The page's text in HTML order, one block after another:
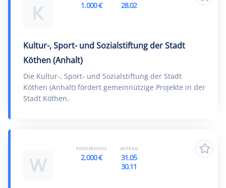
K
Kultur-, Sport- und Sozialstiftung der Stadt
Köthen (Anhalt)
Die Kultur-, Sport- und Sozialstiftung der Stadt
Köthen (Anhalt) fördert gemeinnützige Projekte in der
Stadt Köthen.
1.000 € 28.02
W
FÖRDERHÖHE
2.000 €
ANTRAG
31.05
30.11